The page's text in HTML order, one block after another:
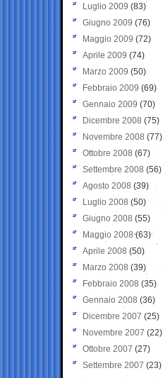
Luglio 2009 (83)
Giugno 2009 (76)
Maggio 2009 (72)
Aprile 2009 (74)
Marzo 2009 (50)
Febbraio 2009 (69)
Gennaio 2009 (70)
Dicembre 2008 (75)
Novembre 2008 (77)
Ottobre 2008 (67)
Settembre 2008 (56)
Agosto 2008 (39)
Luglio 2008 (50)
Giugno 2008 (55)
Maggio 2008(63)
Aprile 2008 (50)
Marzo 2008 (39)
Febbraio 2008 (35)
Gennaio 2008 (36)
Dicembre 2007 (25)
Novembre 2007 (22)
Ottobre 2007 (27)
Settembre 2007 (23)